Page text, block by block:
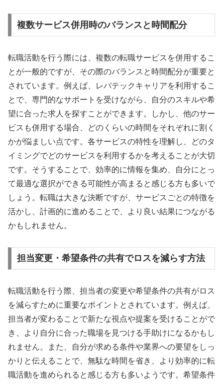
複数サービス併用時のバランスと時間配分
転職活動を行う際には、複数の転職サービスを併用するこ
とが一般的ですが、その際のバランスと時間配分が重要と
されています。例えば、レバテックキャリアを利用するこ
とで、専門的なサポートを受けながら、自分のスキルや希
望に合った求人を探すことができます。しかし、他のサー
ビスも併用する場合、どのくらいの時間をそれぞれに割く
かが悩ましい点です。各サービスの特性を理解し、どのタ
イミングでどのサービスを利用するかを考えることが大切
です。そうすることで、効率的に情報を集め、自分にとっ
て最適な選択ができる可能性が高まると感じる方も多いで
しょう。転職は大きな決断ですが、サービスごとの特徴を
活かし、計画的に進めることで、より良い結果につながる
かもしれません。
担当変更・希望条件の共有でロスを減らす方法
転職活動を行う際、担当者の変更や希望条件の共有がロス
を減らすために重要なポイントとされています。例えば、
担当者が変わることで新たな視点や提案を受けることがで
き、より自分に合った職場を見つける手助けになるかもし
れません。また、自分が求める条件や業界への要望をしっ
かりと伝えることで、無駄な時間を省き、より効率的に転
職活動を進められると感じる方も多いようです。希望条件